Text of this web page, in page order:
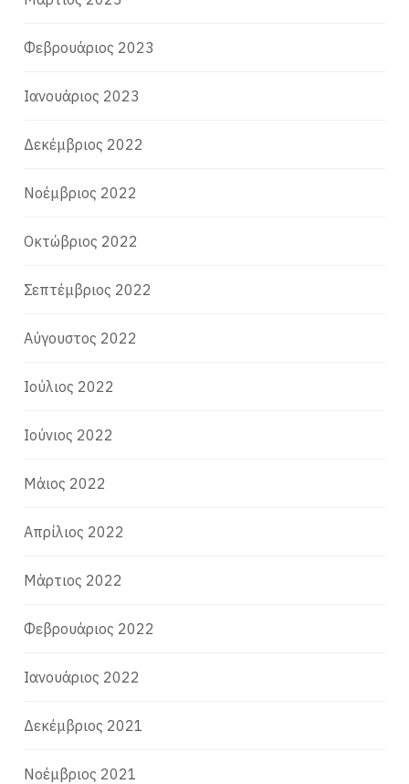
Φεβρουάριος 2023
Ιανουάριος 2023
Δεκέμβριος 2022
Νοέμβριος 2022
Οκτώβριος 2022
Σεπτέμβριος 2022
Αύγουστος 2022
Ιούλιος 2022
Ιούνιος 2022
Μάιος 2022
Απρίλιος 2022
Μάρτιος 2022
Φεβρουάριος 2022
Ιανουάριος 2022
Δεκέμβριος 2021
Νοέμβριος 2021